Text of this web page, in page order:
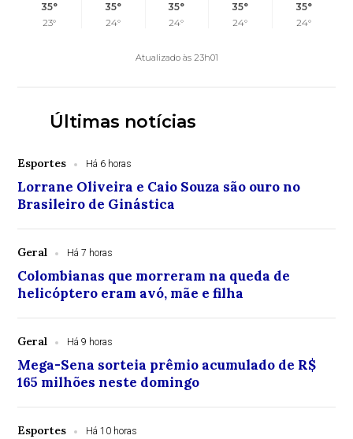
35°
23°
35°
24°
35°
24°
35°
24°
35°
24°
Atualizado às 23h01
Últimas notícias
Esportes Há 6 horas
Lorrane Oliveira e Caio Souza são ouro no
Brasileiro de Ginástica
Geral Há 7 horas
Colombianas que morreram na queda de
helicóptero eram avó, mãe e filha
Geral Há 9 horas
Mega-Sena sorteia prêmio acumulado de R$
165 milhões neste domingo
Esportes Há 10 horas